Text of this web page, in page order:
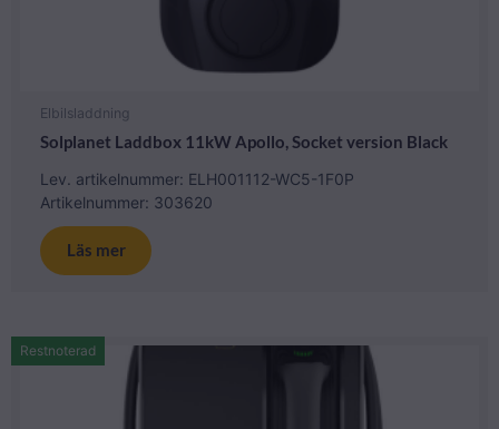
Elbilsladdning
Solplanet Laddbox 11kW Apollo, Socket version Black
Lev. artikelnummer: ELH001112-WC5-1F0P
Artikelnummer: 303620
Läs mer
Restnoterad